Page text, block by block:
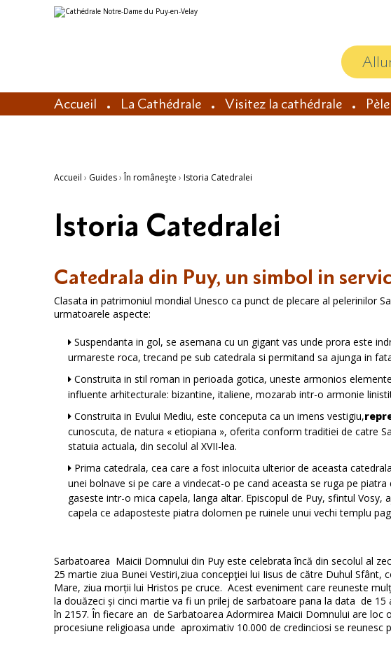
Aller
au
Outils
personnels
Accueil La Cathédrale Visitez la cathédrale
Accueil › Guides›În româneşte › Istoria Catedralei
Istoria Catedralei
Catedrala din Puy, un simbol in
Clasata in patrimoniul mondial Unesco ca punct de plecare al pelerinilor
urmatoarele aspecte:
Suspendanta in gol, se asemana cu un gigant vas unde prora este
urmareste roca, trecand pe sub catedrala si permitand sa ajunga in
Construita in stil roman in perioada gotica, uneste armonios
influente arhitecturale: bizantine, italiene, mozarab intr-o armonie
Construita in Evului Mediu, este conceputa ca un imens vestigiu,
cunoscuta, de natura « etiopiana », oferita conform traditiei de catre
statuia actuala, din secolul al XVII-lea.
Prima catedrala, cea care a fost inlocuita ulterior de aceasta
unei bolnave si pe care a vindecat-o pe cand aceasta se ruga pe
gaseste intr-o mica capela, langa altar. Episcopul de Puy, sfintul
capela ce adaposteste piatra dolomen pe ruinele unui vechi templu
Sarbatoarea Maicii Domnului din Puy este celebrata încă din secolul al
25 martie ziua Bunei Vestiri,ziua concepţiei lui Iisus de către Duhul Sfânt,
Mare, ziua morții lui Hristos pe cruce. Acest eveniment care reuneste
la douăzeci și cinci martie va fi un prilej de sarbatoare pana la data de 15
în 2157. În fiecare an de Sarbatoarea Adormirea Maicii Domnului are loc o
procesiune religioasa unde aproximativ 10.000 de credinciosi se reunesc